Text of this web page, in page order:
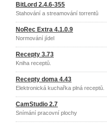
BitLord 2.4.6-355
Stahování a streamování torrentů
NoRec Extra 4.1.0.9
Normování jídel
Recepty 3.73
Kniha receptů.
Recepty doma 4.43
Elektronická kuchařka plná receptů.
CamStudio 2.7
Snímání pracovní plochy